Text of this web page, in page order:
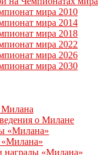
мира 2010
мира 2014
мира 2018
мира 2022
мира 2026
мира 2030
Милана
о Милане
«Милана»
награды «Милана»